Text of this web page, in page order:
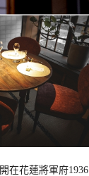
在花蓮將軍府1936